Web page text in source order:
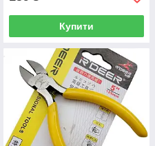
Купити